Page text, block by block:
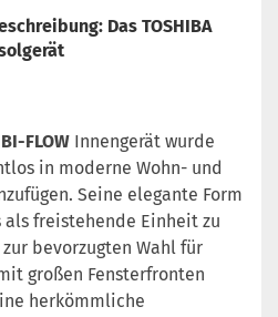
Das TOSHIBA
FLOW Innengerät wurde
in moderne Wohn- und
Seine elegante Form
freistehende Einheit zu
bevorzugten Wahl für
großen Fensterfronten
herkömmliche